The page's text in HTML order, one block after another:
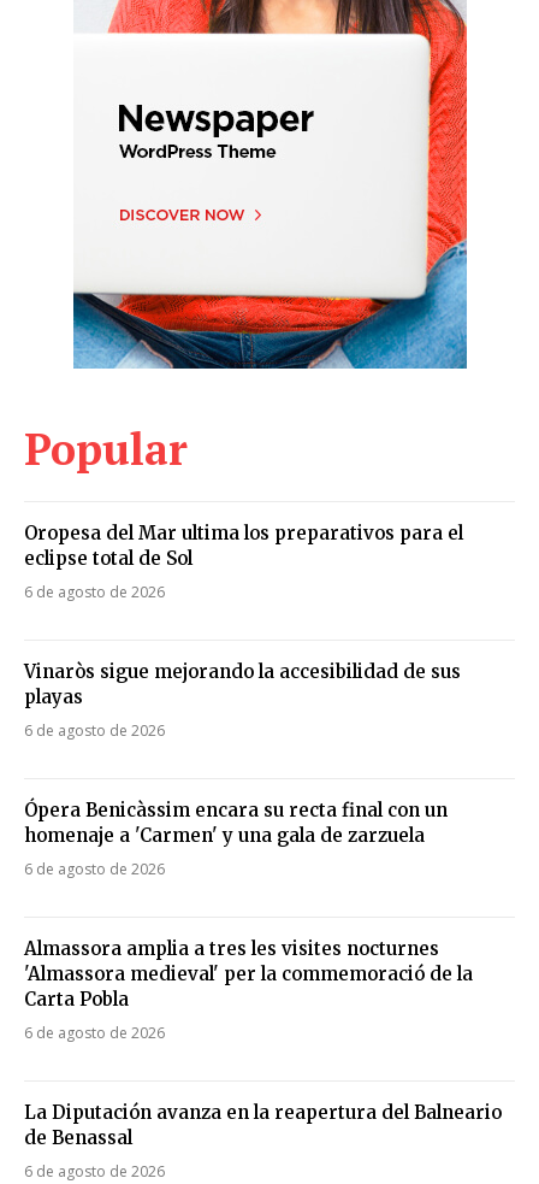
Popular
Oropesa del Mar ultima los preparativos para el
eclipse total de Sol
6 de agosto de 2026
Vinaròs sigue mejorando la accesibilidad de sus
playas
6 de agosto de 2026
Ópera Benicàssim encara su recta final con un
homenaje a 'Carmen' y una gala de zarzuela
6 de agosto de 2026
Almassora amplia a tres les visites nocturnes
'Almassora medieval' per la commemoració de la
Carta Pobla
6 de agosto de 2026
La Diputación avanza en la reapertura del Balneario
de Benassal
6 de agosto de 2026